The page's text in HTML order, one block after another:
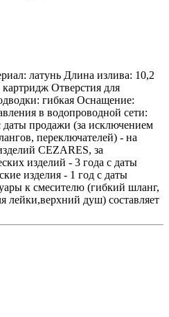
латунь Длина излива: 10,2
Отверстия для
гибкая Оснащение:
в водопроводной сети:
даты продажи (за исключением
переключателей) - на
CEZARES, за
изделий - 3 года с даты
изделия - 1 год с даты
к смесителю (гибкий шланг,
лейки,верхний душ) составляет